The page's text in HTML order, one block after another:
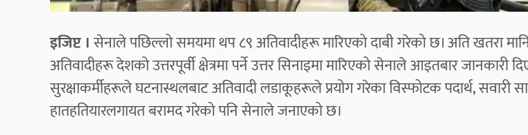
इजिप्ट ।सेनाले पछिल्लो समयमा थप ८९ अतिवादीहरू मारिएको दाबी गरेको छ। अति खतरा
अतिवादीहरू देशको उत्तरपूर्वी क्षेत्रमा पर्ने उत्तर सिनाइमा मारिएको सेनाले आइतबार जानकारी
सुरक्षाकर्मीहरूले घटनास्थलबाट अतिवादी लडाकूहरूले प्रयोग गरेका विस्फोटक पदार्थ, सवारी
हातहतियारलगायत बरामद गरेको पनि सेनाले जनाएको छ। ​